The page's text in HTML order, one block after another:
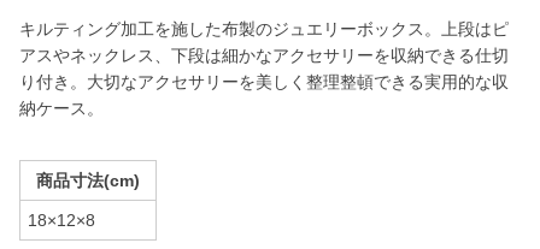
キルティング加工を施した布製のジュエリーボックス。上段はピ
アスやネックレス、下段は細かなアクセサリーを収納できる仕切
り付き。大切なアクセサリーを美しく整理整頓できる実用的な収
納ケース。
商品寸法(cm)
18×12×8